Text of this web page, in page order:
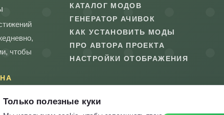
чтобы
КАТАЛОГ МОДОВ
ГЕНЕРАТОР АЧИВОК
КАК УСТАНОВИТЬ МОДЫ
ПРО АВТОРА ПРОЕКТА
НАСТРОЙКИ ОТОБРАЖЕНИЯ
Только полезные куки